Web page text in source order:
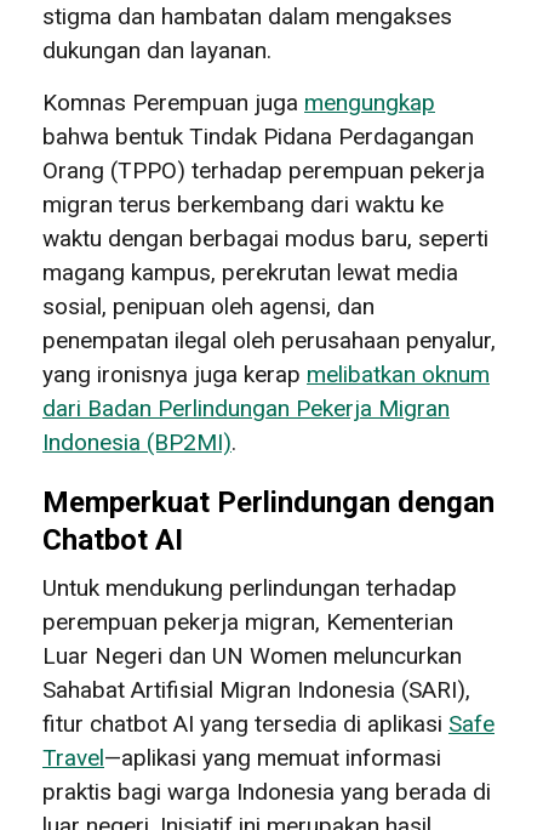
stigma dan hambatan dalam mengakses
dukungan dan layanan.
Komnas Perempuan juga mengungkap
bahwa bentuk Tindak Pidana Perdagangan
Orang (TPPO) terhadap perempuan pekerja
migran terus berkembang dari waktu ke
waktu dengan berbagai modus baru, seperti
magang kampus, perekrutan lewat media
sosial, penipuan oleh agensi, dan
penempatan ilegal oleh perusahaan penyalur,
yang ironisnya juga kerap melibatkan oknum
dari Badan Perlindungan Pekerja Migran
Indonesia (BP2MI).
Memperkuat Perlindungan dengan
Chatbot AI
Untuk mendukung perlindungan terhadap
perempuan pekerja migran, Kementerian
Luar Negeri dan UN Women meluncurkan
Sahabat Artifisial Migran Indonesia (SARI),
fitur chatbot AI yang tersedia di aplikasi Safe
Travel—aplikasi yang memuat informasi
praktis bagi warga Indonesia yang berada di